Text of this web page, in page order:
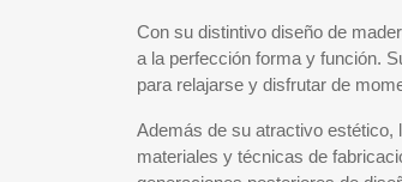
Con su distintivo diseño de
a la perfección forma y función.
para relajarse y disfrutar de
Además de su atractivo estético,
materiales y técnicas de